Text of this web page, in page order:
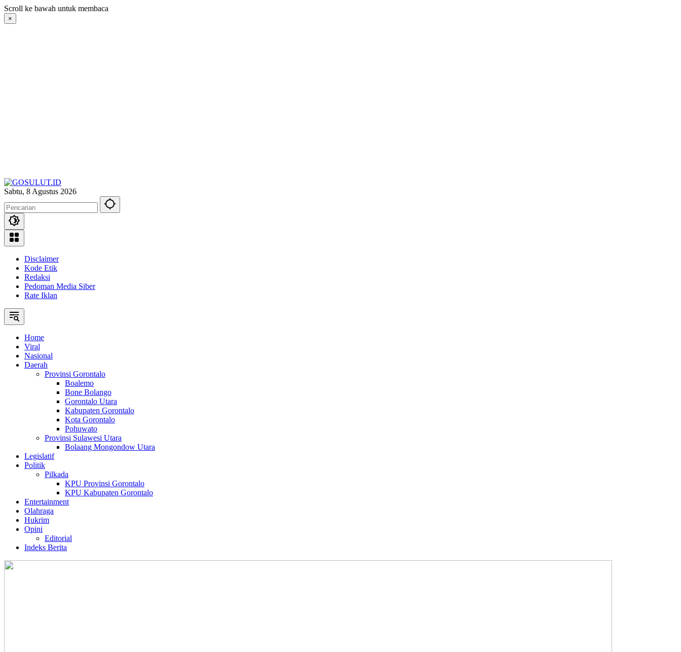
Langsung
ke
konten
Scroll ke bawah untuk membaca
×
Sabtu, 8 Agustus 2026
Disclaimer
Kode Etik
Redaksi
Pedoman Media Siber
Rate Iklan
Home
Viral
Nasional
Daerah
Provinsi Gorontalo
Boalemo
Bone Bolango
Gorontalo Utara
Kabupaten Gorontalo
Kota Gorontalo
Pohuwato
Provinsi Sulawesi Utara
Bolaang Mongondow Utara
Legislatif
Politik
Pilkada
KPU Provinsi Gorontalo
KPU Kabupaten Gorontalo
Entertainment
Olahraga
Hukrim
Opini
Editorial
Indeks Berita